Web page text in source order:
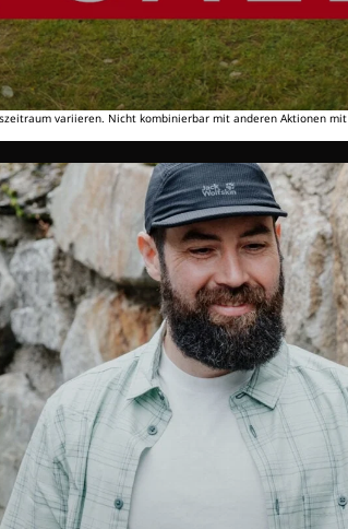
variieren. Nicht kombinierbar mit anderen Aktionen mit